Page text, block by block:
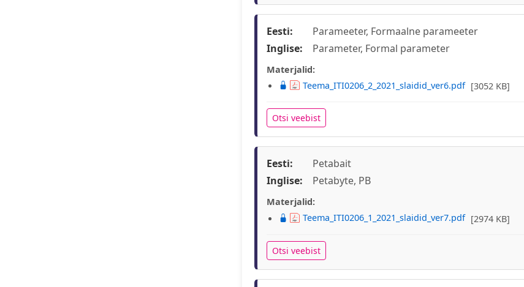
Eesti:
Parameeter, Formaalne parameeter
Inglise:
Parameter, Formal parameter
Materjalid:
Teema_ITI0206_2_2021_slaidid_ver6.pdf [3052 KB]
Otsi veebist
Eesti:
Petabait
Inglise:
Petabyte, PB
Materjalid:
Teema_ITI0206_1_2021_slaidid_ver7.pdf [2974 KB]
Otsi veebist